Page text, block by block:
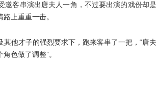
客串演出唐夫人一角，不过要出演的戏份却是
上重重一击。
他才子的强烈要求下，跑来客串了一把，“唐夫
色做了调整”。